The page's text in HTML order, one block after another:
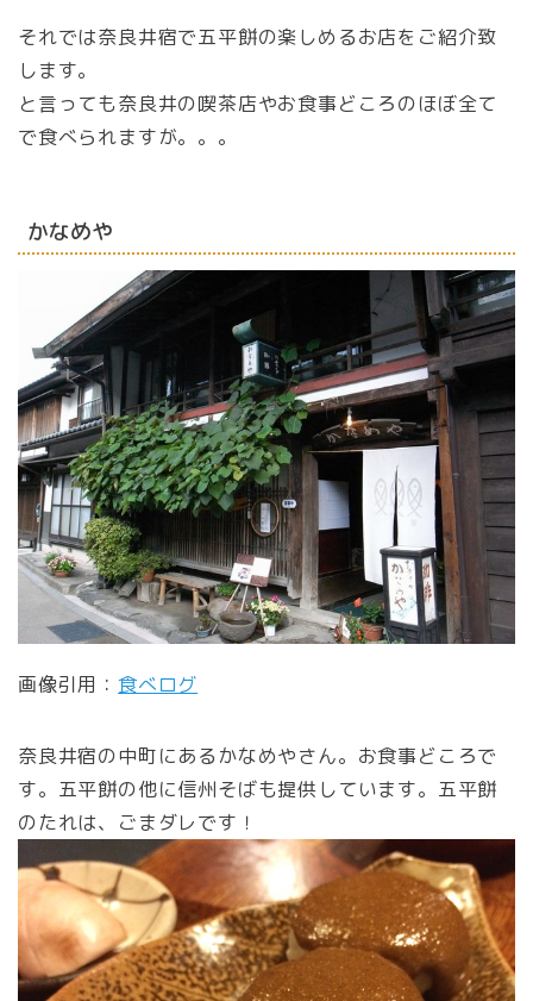
それでは奈良井宿で五平餅の楽しめるお店をご紹介致
します。
と言っても奈良井の喫茶店やお食事どころのほぼ全て
で食べられますが。。。
かなめや
画像引用： 食べログ
奈良井宿の中町にあるかなめやさん。お食事どころで
す。五平餅の他に信州そばも提供しています。五平餅
のたれは、ごまダレです！